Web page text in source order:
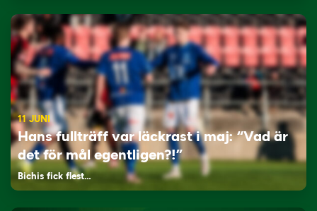
11 JUNI
Hans fullträff var läckrast i maj: “Vad är
det för mål egentligen?!”
Bichis fick flest…